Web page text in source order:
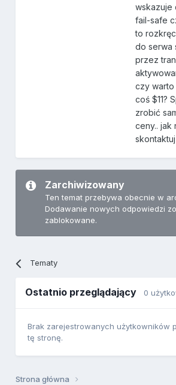
wskazuje
fail-safe
to
do serwa
przez
czy warto
coś $11?
zrobić
ceny.. jak
Zarchiwizowany
Ten temat przebywa obecnie w
Dodawanie nowych odpowiedzi
zablokowane.
Tematy
Ostatnio przeglądający 0
Brak zarejestrowanych użytkowników
tę stronę.
Strona główna